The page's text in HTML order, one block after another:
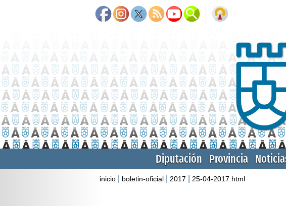
Diputación Provincia
inicio boletin-oficial 2017 25-04-2017.html